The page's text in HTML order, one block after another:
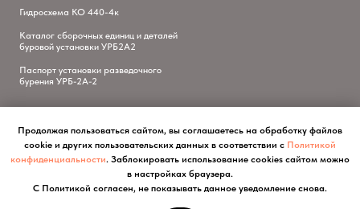
Продолжая пользоваться сайтом, вы соглашаетесь на обработку файлов
cookie и других пользовательских данных в соответствии с Политикой
конфиденциальности. Заблокировать использование cookies сайтом можно
в настройках браузера.
С Политикой согласен, не показывать данное уведомление снова.
Гидросхема КО 440-4к
Каталог сборочных единиц и деталей
буровой установки УРБ2А2
Паспорт установки разведочного
бурения УРБ-2А-2